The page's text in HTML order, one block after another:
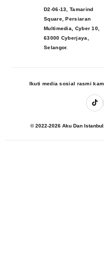
D2-06-13, Tamarind
Square, Persiaran
Multimedia, Cyber 10,
63000 Cyberjaya,
Selangor.
Ikuti media sosial rasmi
© 2022-2026 Aku Dan